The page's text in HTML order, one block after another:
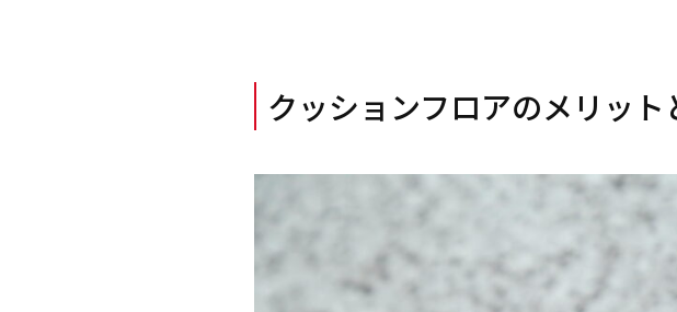
クッションフロアのメリット